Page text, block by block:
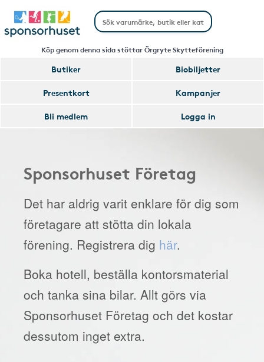
Köp genom denna sida stöttar Örgryte Skytteförening
Butiker
Biobiljetter
Presentkort
Kampanjer
Bli medlem
Logga in
Sponsorhuset Företag
Det har aldrig varit enklare för dig som
företagare att stötta din lokala
förening. Registrera dig här.
Boka hotell, beställa kontorsmaterial
och tanka sina bilar. Allt görs via
Sponsorhuset Företag och det kostar
dessutom inget extra.